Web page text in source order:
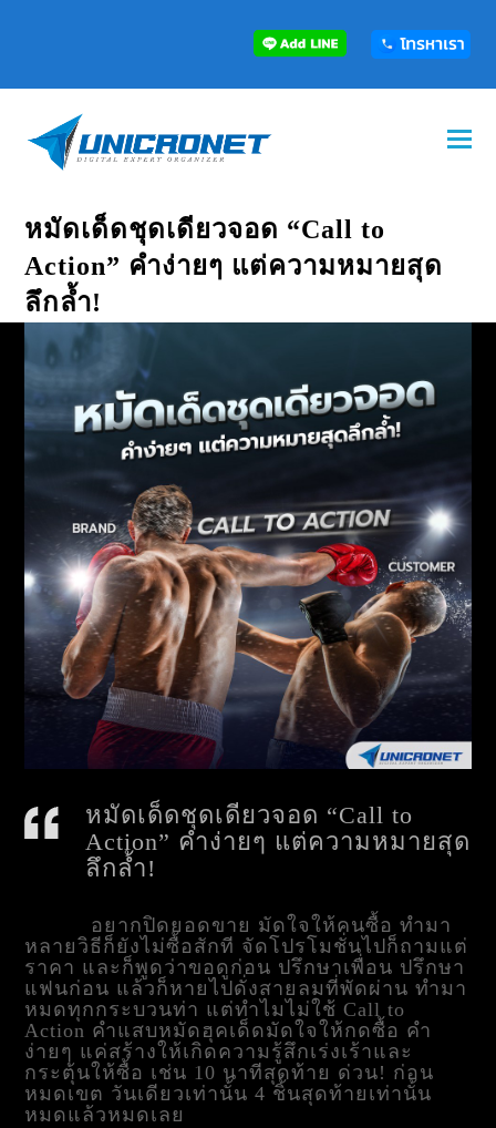
หมัดเด็ดชุดเดียวจอด “Call to
Action” คำง่ายๆ แต่ความหมายสุด
ลึกล้ำ!
หมัดเด็ดชุดเดียวจอด “Call to
Action” คำง่ายๆ แต่ความหมายสุด
ลึกล้ำ!
อยากปิดยอดขาย มัดใจให้คนซื้อ ทำมา
หลายวิธีก็ยังไม่ซื้อสักที จัดโปรโมชั่นไปก็ถามแต่
ราคา และก็พูดว่าขอดูก่อน ปรึกษาเพื่อน ปรึกษา
แฟนก่อน แล้วก็หายไปดั่งสายลมที่พัดผ่านทำมา
หมดทุกกระบวนท่า แต่ทำไมไม่ใช้ Call to
Action คำแสบหมัดฮุคเด็ดมัดใจให้กดซื้อ คำ
ง่ายๆ แค่สร้างให้เกิดความรู้สึกเร่งเร้าและ
กระตุ้นให้ซื้อ เช่น 10 นาทีสุดท้าย ด่วน! ก่อน
หมดเขต วันเดียวเท่านั้น 4 ชิ้นสุดท้ายเท่านั้น
หมดแล้วหมดเลย